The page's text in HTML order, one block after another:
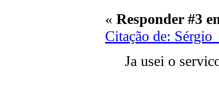
« Responder #3
Citação de:
Ja usei o